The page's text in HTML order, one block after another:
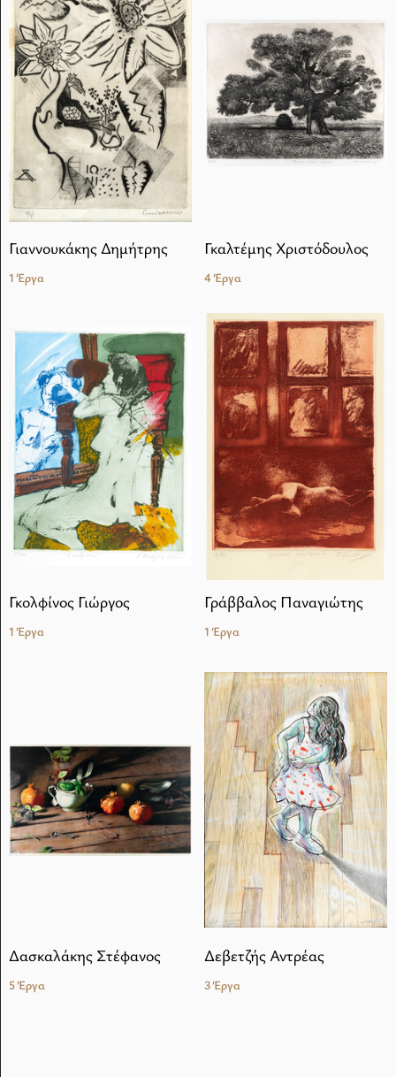
Γιαννουκάκης Δημήτρης
1 Έργα
Γκαλτέμης Χριστόδουλος
4 Έργα
Γκολφίνος Γιώργος
1 Έργα
Γράββαλος Παναγιώτης
1 Έργα
Δασκαλάκης Στέφανος
5 Έργα
Δεβετζής Αντρέας
3 Έργα